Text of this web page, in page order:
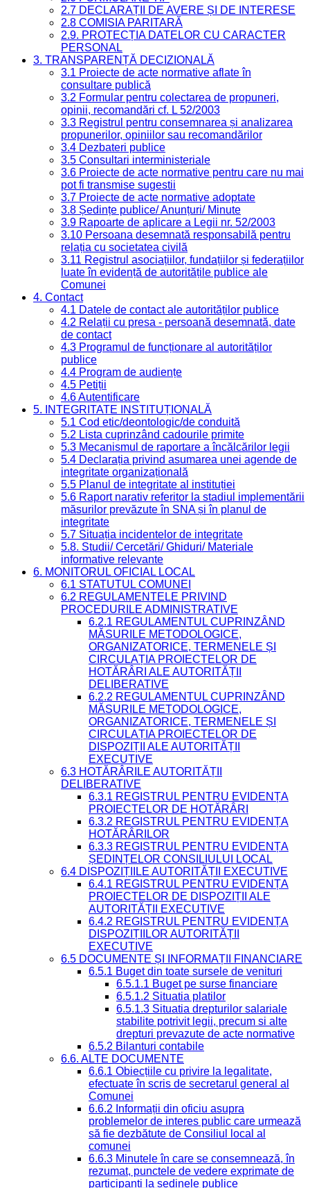
2.7 DECLARAȚII DE AVERE ȘI DE INTERESE
2.8 COMISIA PARITARĂ
2.9. PROTECȚIA DATELOR CU CARACTER
PERSONAL
3. TRANSPARENȚĂ DECIZIONALĂ
3.1 Proiecte de acte normative aflate în
consultare publică
3.2 Formular pentru colectarea de propuneri,
opinii, recomandări cf. L 52/2003
3.3 Registrul pentru consemnarea și analizarea
propunerilor, opiniilor sau recomandărilor
3.4 Dezbateri publice
3.5 Consultari interministeriale
3.6 Proiecte de acte normative pentru care nu mai
pot fi transmise sugestii
3.7 Proiecte de acte normative adoptate
3.8 Ședințe publice/ Anunțuri/ Minute
3.9 Rapoarte de aplicare a Legii nr. 52/2003
3.10 Persoana desemnată responsabilă pentru
relația cu societatea civilă
3.11 Registrul asociațiilor, fundațiilor și federațiilor
luate în evidență de autoritățile publice ale
Comunei
4. Contact
4.1 Datele de contact ale autorităților publice
4.2 Relații cu presa - persoană desemnată, date
de contact
4.3 Programul de funcționare al autorităților
publice
4.4 Program de audiențe
4.5 Petiții
4.6 Autentificare
5. INTEGRITATE INSTITUȚIONALĂ
5.1 Cod etic/deontologic/de conduită
5.2 Lista cuprinzând cadourile primite
5.3 Mecanismul de raportare a încălcărilor legii
5.4 Declarația privind asumarea unei agende de
integritate organizațională
5.5 Planul de integritate al instituției
5.6 Raport narativ referitor la stadiul implementării
măsurilor prevăzute în SNA și în planul de
integritate
5.7 Situația incidentelor de integritate
5.8. Studii/ Cercetări/ Ghiduri/ Materiale
informative relevante
6. MONITORUL OFICIAL LOCAL
6.1 STATUTUL COMUNEI
6.2 REGULAMENTELE PRIVIND
PROCEDURILE ADMINISTRATIVE
6.2.1 REGULAMENTUL CUPRINZÂND
MĂSURILE METODOLOGICE,
ORGANIZATORICE, TERMENELE ȘI
CIRCULAȚIA PROIECTELOR DE
HOTĂRÂRI ALE AUTORITĂȚII
DELIBERATIVE
6.2.2 REGULAMENTUL CUPRINZÂND
MĂSURILE METODOLOGICE,
ORGANIZATORICE, TERMENELE ȘI
CIRCULAȚIA PROIECTELOR DE
DISPOZIȚII ALE AUTORITĂȚII
EXECUTIVE
6.3 HOTĂRÂRILE AUTORITĂȚII
DELIBERATIVE
6.3.1 REGISTRUL PENTRU EVIDENȚA
PROIECTELOR DE HOTĂRÂRI
6.3.2 REGISTRUL PENTRU EVIDENȚA
HOTĂRÂRILOR
6.3.3 REGISTRUL PENTRU EVIDENȚA
ȘEDINȚELOR CONSILIULUI LOCAL
6.4 DISPOZIȚIILE AUTORITĂȚII EXECUTIVE
6.4.1 REGISTRUL PENTRU EVIDENȚA
PROIECTELOR DE DISPOZIȚII ALE
AUTORITĂȚII EXECUTIVE
6.4.2 REGISTRUL PENTRU EVIDENȚA
DISPOZIȚIILOR AUTORITĂȚII
EXECUTIVE
6.5 DOCUMENTE ȘI INFORMAȚII FINANCIARE
6.5.1 Buget din toate sursele de venituri
6.5.1.1 Buget pe surse financiare
6.5.1.2 Situatia platilor
6.5.1.3 Situatia drepturilor salariale
stabilite potrivit legii, precum si alte
drepturi prevazute de acte normative
6.5.2 Bilanturi contabile
6.6. ALTE DOCUMENTE
6.6.1 Obiecțiile cu privire la legalitate,
efectuate în scris de secretarul general al
Comunei
6.6.2 Informații din oficiu asupra
problemelor de interes public care urmează
să fie dezbătute de Consiliul local al
comunei
6.6.3 Minutele în care se consemnează, în
rezumat, punctele de vedere exprimate de
participanți la ședinele publice